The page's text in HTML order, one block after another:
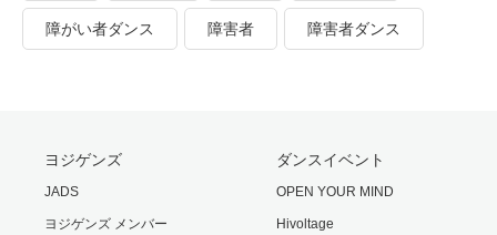
障がい者ダンス 障害者 障害者ダンス
ヨジゲンズ
JADS
ヨジゲンズ メンバー
ダンスイベント
OPEN YOUR MIND
Hivoltage